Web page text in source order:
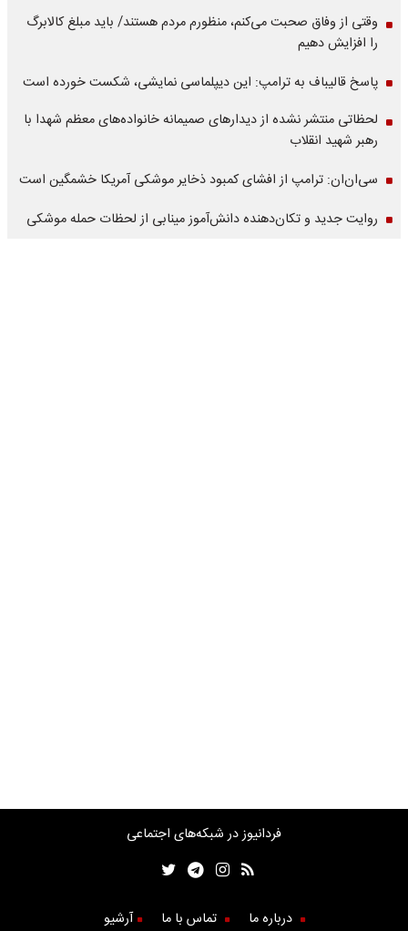
وقتی از وفاق صحبت می‌کنم، منظورم مردم هستند/ باید مبلغ کالابرگ
را افزایش دهیم
پاسخ قالیباف به ترامپ: این دیپلماسی نمایشی، شکست خورده است
لحظاتی منتشر نشده از دیدارهای صمیمانه خانواده‌های معظم شهدا با
رهبر شهید انقلاب
سی‌ان‌ان: ترامپ از افشای کمبود ذخایر موشکی آمریکا خشمگین است
روایت جدید و تکان‌دهنده دانش‌آموز مینابی از لحظات حمله موشکی
فردانیوز در شبکه‌های اجتماعی
درباره ما تماس با ما آرشیو